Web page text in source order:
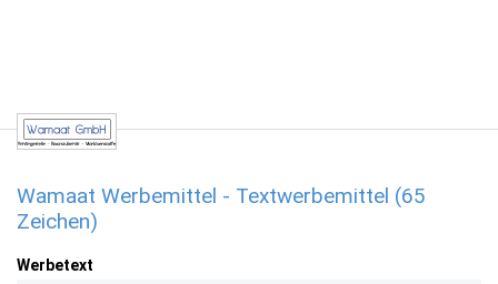
Wamaat Werbemittel - Textwerbemittel (65
Zeichen)
Werbetext